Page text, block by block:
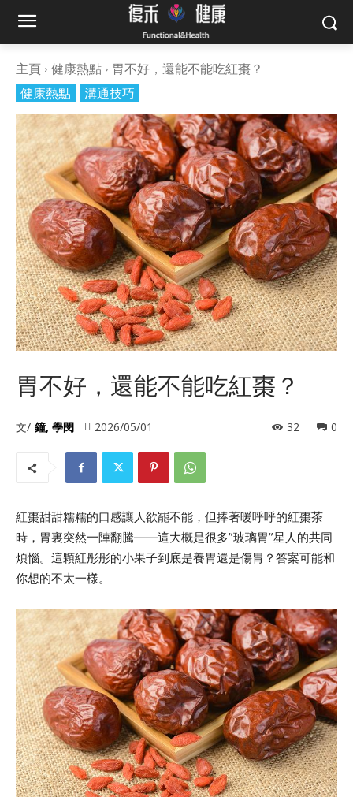
主頁 健康熱點
胃不好，還能不能吃紅棗？
健康熱點
溝通技巧
胃不好，還能不能吃紅棗？
文/ 鐘, 學閔 2026/05/01 0
32
紅棗甜甜糯糯的口感讓人欲罷不能，但捧著暖呼呼的紅棗茶
時，胃裏突然一陣翻騰——這大概是很多”玻璃胃”星人的共同
煩惱。這顆紅彤彤的小果子到底是養胃還是傷胃？答案可能和
你想的不太一樣。